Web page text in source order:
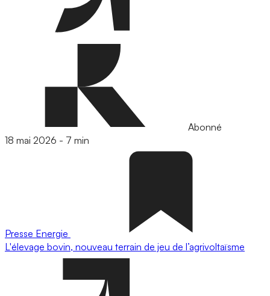
Abonné
18 mai 2026 - 7 min
Presse Energie
L'élevage bovin, nouveau terrain de jeu de l’agrivoltaïsme